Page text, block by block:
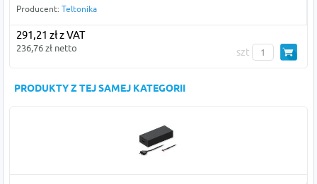
Producent: Teltonika
291,21 zł z VAT
236,76 zł netto szt
PRODUKTY Z TEJ SAMEJ KATEGORII